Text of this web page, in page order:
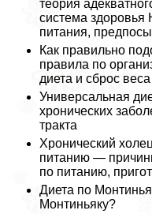
теория
система здоровья
питания,
Как правильно
правила по
диета и сброс веса
Универсальная
хронических
тpaкта
Xpoничecкий
питанию —
по питанию,
Диета по
Монтиньяку?